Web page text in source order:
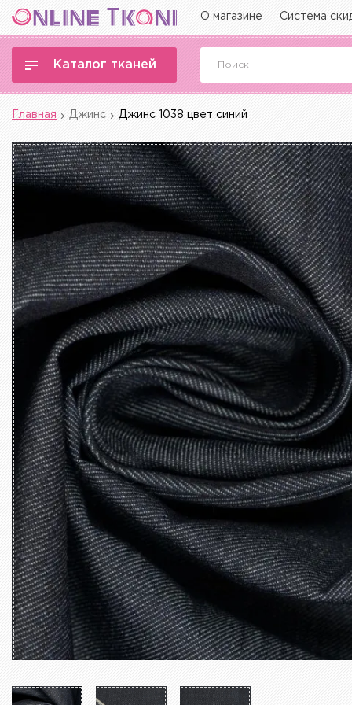
О магазине Система
Каталог тканей
Главная Джинс Джинс 1038 цвет синий